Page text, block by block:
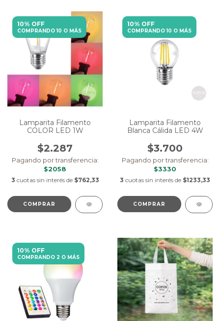
10% OFF
COMPRANDO 10 O MÁS
Lamparita Filamento
COLOR LED 1W
$2.287
Pagando por transferencia:
$2058
3 cuotas sin interés de $762,33
COMPRAR
10% OFF
COMPRANDO 10 O MÁS
Lamparita Filamento
Blanca Cálida LED 4W
$3.700
Pagando por transferencia:
$3330
3 cuotas sin interés de $1233,33
COMPRAR
10% OFF
COMPRANDO 2 O MÁS